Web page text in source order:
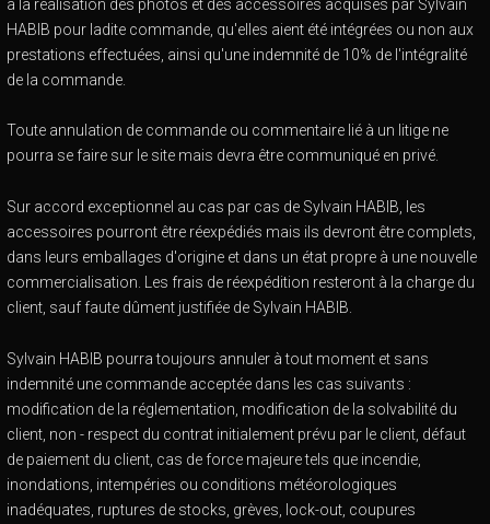
à la réalisation des photos et des accessoires acquises par Sylvain
HABIB pour ladite commande, qu'elles aient été intégrées ou non aux
prestations effectuées, ainsi qu'une indemnité de 10% de l'intégralité
de la commande.
Toute annulation de commande ou commentaire lié à un litige ne
pourra se faire sur le site mais devra être communiqué en privé.
Sur accord exceptionnel au cas par cas de Sylvain HABIB, les
accessoires pourront être réexpédiés mais ils devront être complets,
dans leurs emballages d'origine et dans un état propre à une nouvelle
commercialisation. Les frais de réexpédition resteront à la charge du
client, sauf faute dûment justifiée de Sylvain HABIB.
Sylvain HABIB pourra toujours annuler à tout moment et sans
indemnité une commande acceptée dans les cas suivants :
modification de la réglementation, modification de la solvabilité du
client, non - respect du contrat initialement prévu par le client, défaut
de paiement du client, cas de force majeure tels que incendie,
inondations, intempéries ou conditions météorologiques
inadéquates, ruptures de stocks, grèves, lock-out, coupures